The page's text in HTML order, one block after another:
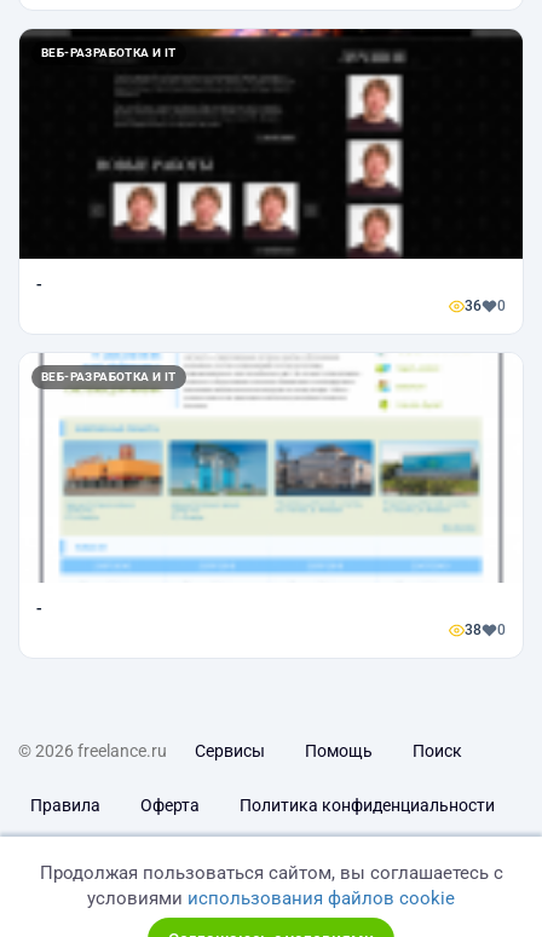
ВЕБ-РАЗРАБОТКА И IT
-
36 0
ВЕБ-РАЗРАБОТКА И IT
-
38 0
© 2026 freelance.ru Сервисы Помощь Поиск
Правила Оферта Политика конфиденциальности
Продолжая пользоваться сайтом, вы соглашаетесь с
условиями использования файлов cookie